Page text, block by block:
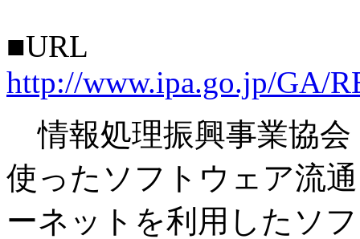
■URL
http://www.ipa.go.jp/GA/
情報処理振興事業協会
使ったソフトウェア流
ーネットを利用したソ